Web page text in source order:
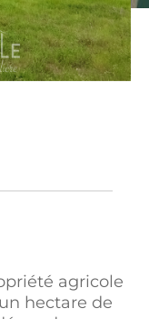
agricole
hectare de